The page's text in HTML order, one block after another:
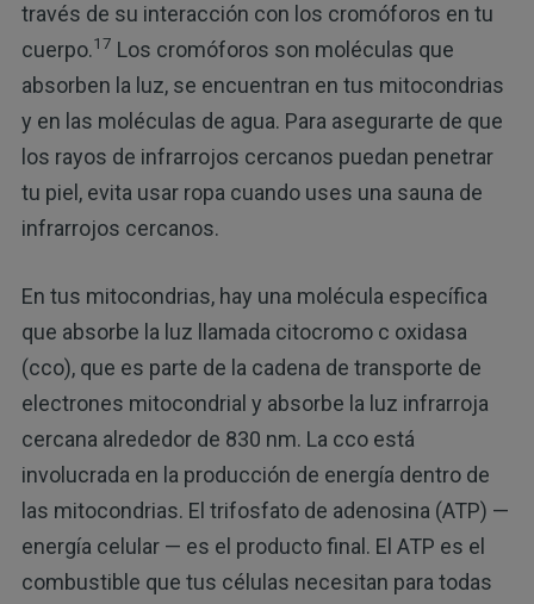
través de su interacción con los cromóforos en tu
cuerpo.17 Los cromóforos son moléculas que
absorben la luz, se encuentran en tus mitocondrias
y en las moléculas de agua. Para asegurarte de que
los rayos de infrarrojos cercanos puedan penetrar
tu piel, evita usar ropa cuando uses una sauna de
infrarrojos cercanos.
En tus mitocondrias, hay una molécula específica
que absorbe la luz llamada citocromo c oxidasa
(cco), que es parte de la cadena de transporte de
electrones mitocondrial y absorbe la luz infrarroja
cercana alrededor de 830 nm. La cco está
involucrada en la producción de energía dentro de
las mitocondrias. El trifosfato de adenosina (ATP) —
energía celular — es el producto final. El ATP es el
combustible que tus células necesitan para todas